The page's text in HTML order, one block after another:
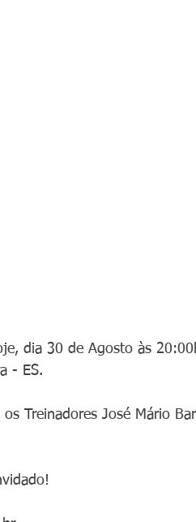
dia 30 de Agosto às
- ES.
os Treinadores José Mário